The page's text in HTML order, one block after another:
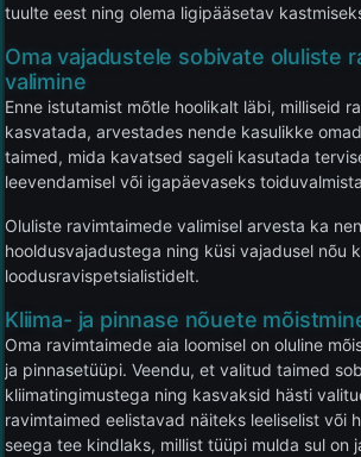
tuulte eest ning olema ligipääsetav
Oma vajadustele sobivate oluliste
valimine
Enne istutamist mõtle hoolikalt läbi, milliseid
kasvatada, arvestades nende kasulikke
taimed, mida kavatsed sageli kasutada
leevendamisel või igapäevaseks
Oluliste ravimtaimede valimisel arvesta ka
hooldusvajadustega ning küsi vajadusel nõu
loodusravispetsialistidelt.
Kliima- ja pinnase nõuete
Oma ravimtaimede aia loomisel on oluline
ja pinnasetüüpi. Veendu, et valitud taimed
kliimatingimustega ning kasvaksid hästi
ravimtaimed eelistavad näiteks leeliselist või
seega tee kindlaks, millist tüüpi mulda sul on